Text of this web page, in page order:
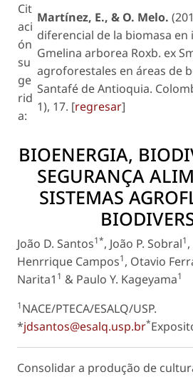
Cit
aci
ón
su
ge
rid
a:
Martínez, E., & O. Melo.
diferencial de la biomasa en
Gmelina arborea Roxb. ex
agroforestales en áreas de
Santafé de Antioquia.
1), 17. [regresar]
BIOENERGIA,
SEGURANÇA
SISTEMAS
João D. Santos1*, João P. Sobral1
Henrrique Campos1, Otavio
Narita1 1 & Paulo Y. Kageyama1
1NACE/PTECA/ESALQ/USP.
*jdsantos@esalq.usp.br*
Consolidar a produção de